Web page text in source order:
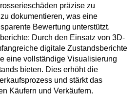
präzise zu
dokumentieren, was eine
Bewertung unterstützt.
Durch den Einsatz von 3D-
digitale Zustandsberichte
eine vollständige Visualisierung
bieten. Dies erhöht die
und stärkt das
Käufern und Verkäufern.